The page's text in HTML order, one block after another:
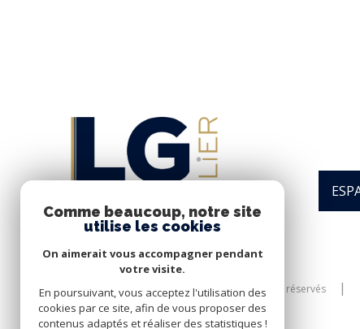
© 2026 | Tous droits réservés
Comme beaucoup, notre site
utilise les cookies
On aimerait vous accompagner pendant
votre visite.
En poursuivant, vous acceptez l'utilisation des
cookies par ce site, afin de vous proposer des
contenus adaptés et réaliser des statistiques !